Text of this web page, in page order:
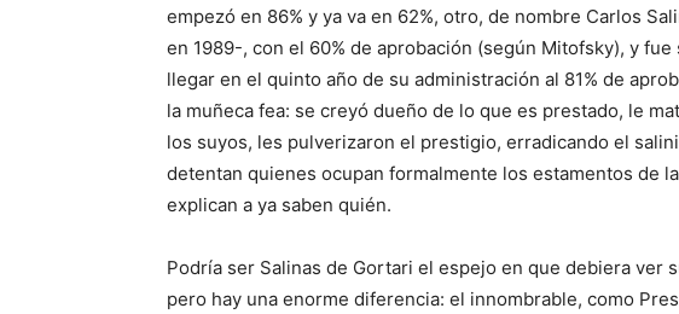
empezó en 86% y ya va en 62%, otro, de nombre Carlos
en 1989-, con el 60% de aprobación (según Mitofsky), y
llegar en el quinto año de su administración al 81% de
la muñeca fea: se creyó dueño de lo que es prestado, le
los suyos, les pulverizaron el prestigio, erradicando el
detentan quienes ocupan formalmente los estamentos de
explican a ya saben quién.
Podría ser Salinas de Gortari el espejo en que debiera ver
pero hay una enorme diferencia: el innombrable, como